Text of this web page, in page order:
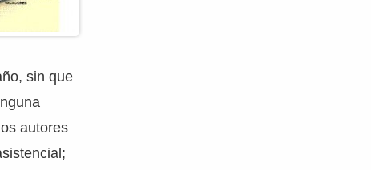
sin que
autores